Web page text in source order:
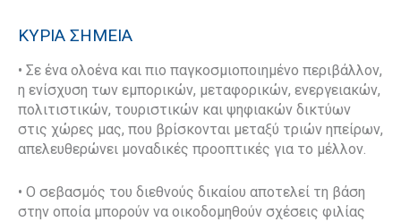
ΚΥΡΙΑ ΣΗΜΕΙΑ
• Σε ένα ολοένα και πιο παγκοσμιοποιημένο περιβάλλον,
η ενίσχυση των εμπορικών, μεταφορικών, ενεργειακών,
πολιτιστικών, τουριστικών και ψηφιακών δικτύων
στις χώρες μας, που βρίσκονται μεταξύ τριών ηπείρων,
απελευθερώνει μοναδικές προοπτικές για το μέλλον.
• Ο σεβασμός του διεθνούς δικαίου αποτελεί τη βάση
στην οποία μπορούν να οικοδομηθούν σχέσεις φιλίας